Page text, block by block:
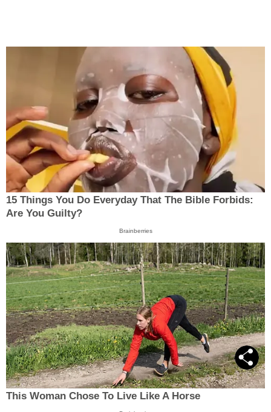
15 Things You Do Everyday That The Bible Forbids:
Are You Guilty?
Brainberries
This Woman Chose To Live Like A Horse